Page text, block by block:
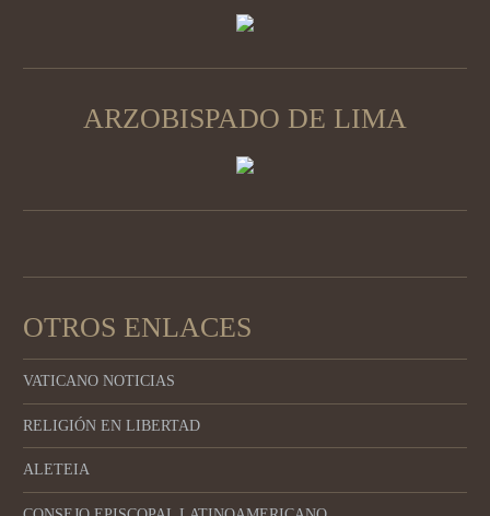
ARZOBISPADO DE LIMA
OTROS ENLACES
VATICANO NOTICIAS
RELIGIÓN EN LIBERTAD
ALETEIA